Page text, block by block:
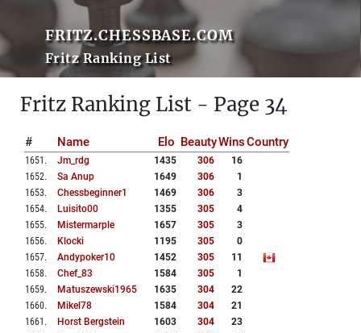
FRITZ.CHESSBASE.COM
Fritz Ranking List
Fritz Ranking List - Page 34
# Name Elo BeautyWinsCountry
1651 . Jm_rdg 1435 306
16
1652. Sa Anup 1649 306
1
1653. Chessbeginner1 1469 306
3
1654. Luisito00 1355 305
4
1655. Mistermarple 1657 305
3
1656. Klocki 1195 305
0
1657. Andypoker10 1452 305
11
1658. Chef_83 1584 305
1
1659. Matuszewski1965 1635 304
22
1660. Mikel78 1584 304
21
1661 . Horst Bergstein 1603 304
23